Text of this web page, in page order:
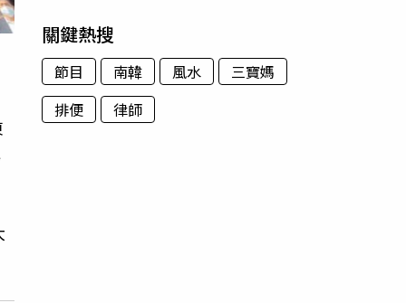
關鍵熱搜
節目 南韓 風水
三寶媽
排便
律師